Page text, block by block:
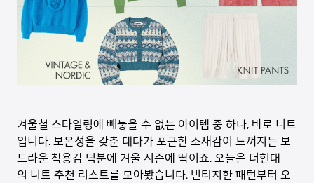
겨울철 스타일링에 빼놓을 수 없는 아이템 중 하나, 바로 니트
입니다. 보온성을 갖춘 데다가 포근한 소재감이 느껴지는 보
드라운 착용감 덕분에 겨울 시즌에 딱이죠. 오늘은 더현대
의 니트 추천 리스트를 모아봤습니다. 빈티지한 패턴부터 오